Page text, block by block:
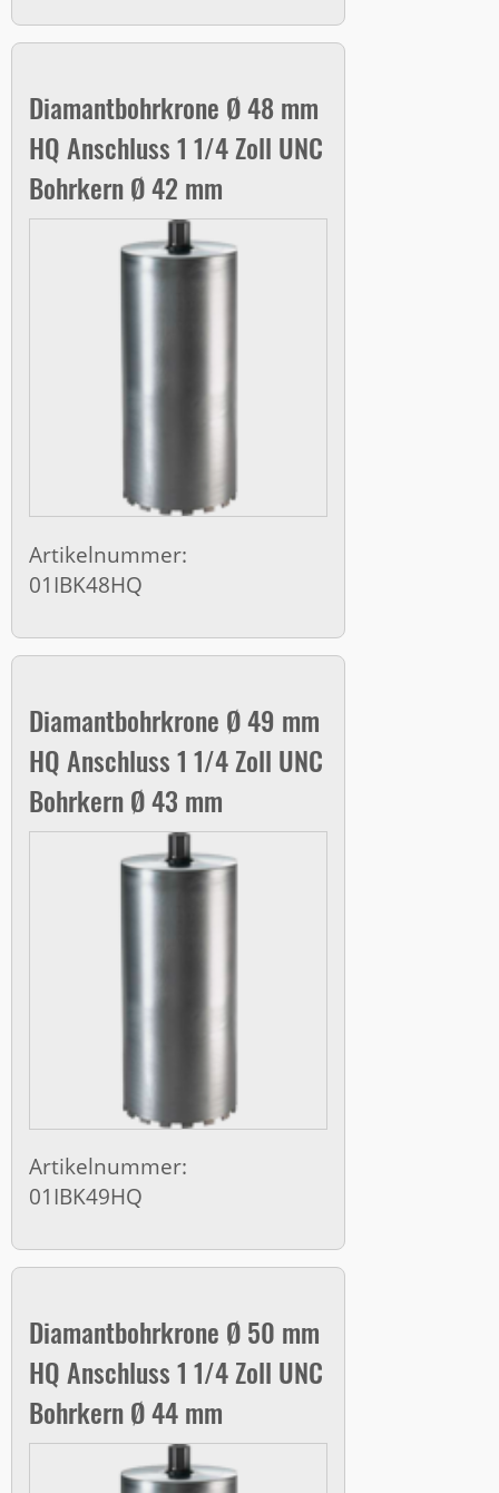
Diamantbohrkrone Ø 48 mm
HQ Anschluss 1 1/4 Zoll UNC
Bohrkern Ø 42 mm
Artikelnummer:
01IBK48HQ
Diamantbohrkrone Ø 49 mm
HQ Anschluss 1 1/4 Zoll UNC
Bohrkern Ø 43 mm
Artikelnummer:
01IBK49HQ
Diamantbohrkrone Ø 50 mm
HQ Anschluss 1 1/4 Zoll UNC
Bohrkern Ø 44 mm